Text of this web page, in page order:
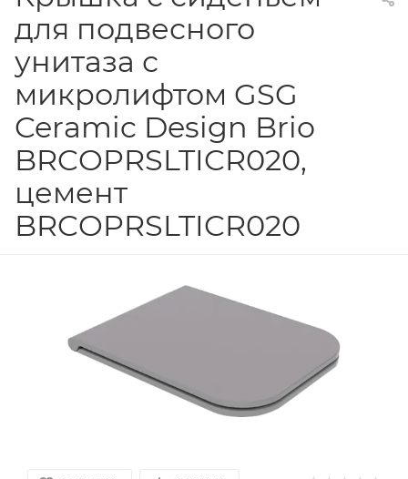
для подвесного
унитаза с
микролифтом GSG
Ceramic Design Brio
BRCOPRSLTICR020,
цемент
BRCOPRSLTICR020